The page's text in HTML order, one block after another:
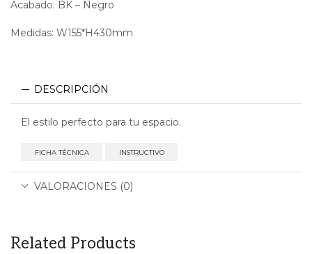
Acabado: BK – Negro
Medidas: W155*H430mm
DESCRIPCIÓN
El estilo perfecto para tu espacio.
FICHA TÉCNICA INSTRUCTIVO
VALORACIONES (0)
Related Products